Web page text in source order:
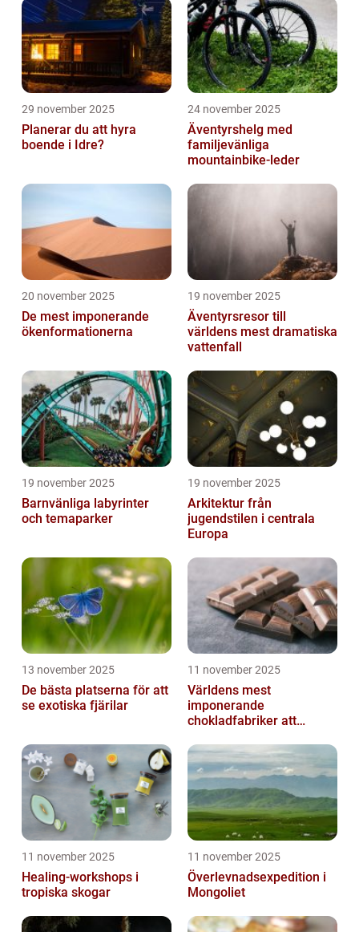
29 november 2025
Planerar du att hyra
boende i Idre?
24 november 2025
Äventyrshelg med
familjevänliga
mountainbike-leder
20 november 2025
De mest imponerande
ökenformationerna
19 november 2025
Äventyrsresor till
världens mest dramatiska
vattenfall
19 november 2025
Barnvänliga labyrinter
och temaparker
19 november 2025
Arkitektur från
jugendstilen i centrala
Europa
13 november 2025
De bästa platserna för att
se exotiska fjärilar
11 november 2025
Världens mest
imponerande
chokladfabriker att
11 november 2025
Healing-workshops i
tropiska skogar
11 november 2025
Överlevnadsexpedition i
Mongoliet